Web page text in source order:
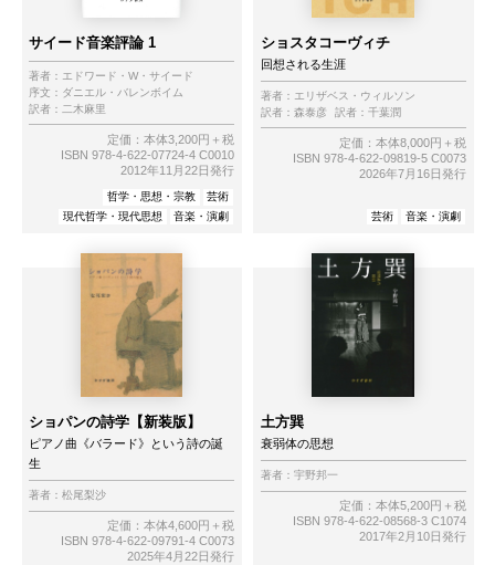
サイード音楽評論 1
著者： エドワード・W・サイード
序文： ダニエル・バレンボイム
訳者： 二木麻里
定価：本体3,200円＋税
ISBN 978-4-622-07724-4 C0010
2012年11月22日発行
哲学・思想・宗教
芸術
現代哲学・現代思想
音楽・演劇
ショスタコーヴィチ
回想される生涯
著者： エリザベス・ウィルソン
訳者： 森泰彦 訳者： 千葉潤
定価：本体8,000円＋税
ISBN 978-4-622-09819-5 C0073
2026年7月16日発行
芸術 音楽・演劇
ショパンの詩学【新装版】
ピアノ曲《バラード》という詩の誕
生
著者： 松尾梨沙
定価：本体4,600円＋税
ISBN 978-4-622-09791-4 C0073
2025年4月22日発行
土方巽
衰弱体の思想
著者： 宇野邦一
定価：本体5,200円＋税
ISBN 978-4-622-08568-3 C1074
2017年2月10日発行